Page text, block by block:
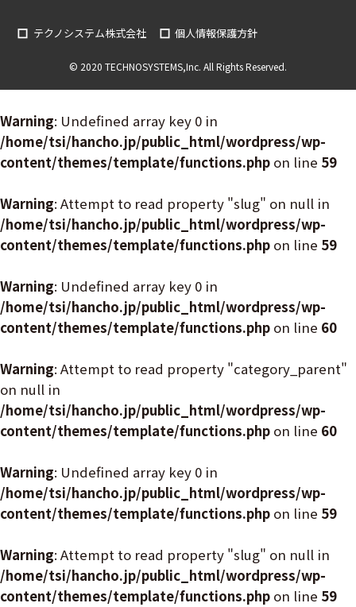
テクノシステム株式会社 個人情報保護方針
© 2020 TECHNOSYSTEMS,Inc. All Rights Reserved.
Warning: Undefined array key 0 in
/home/tsi/hancho.jp/public_html/wordpress/wp-
content/themes/template/functions.php on line 59
Warning: Attempt to read property "slug" on null in
/home/tsi/hancho.jp/public_html/wordpress/wp-
content/themes/template/functions.php on line 59
Warning: Undefined array key 0 in
/home/tsi/hancho.jp/public_html/wordpress/wp-
content/themes/template/functions.php on line 60
Warning: Attempt to read property "category_parent"
on null in
/home/tsi/hancho.jp/public_html/wordpress/wp-
content/themes/template/functions.php on line 60
Warning: Undefined array key 0 in
/home/tsi/hancho.jp/public_html/wordpress/wp-
content/themes/template/functions.php on line 59
Warning: Attempt to read property "slug" on null in
/home/tsi/hancho.jp/public_html/wordpress/wp-
content/themes/template/functions.php on line 59